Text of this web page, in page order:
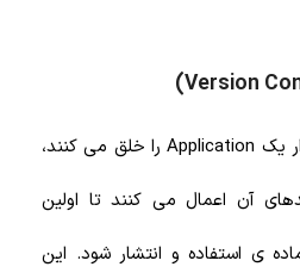
وقتی توسعه دهندگان نرم افزار یک Application را خلق می کنند،
آن اعمال می کنند تا اولین
ی استفاده و انتشار شود. این